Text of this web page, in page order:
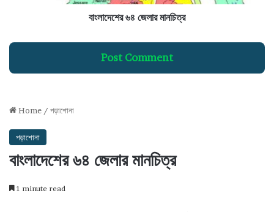
ন
ত্র
বাংলাদেশের ৬৪ জেলার মানচিত্র
Post Comment